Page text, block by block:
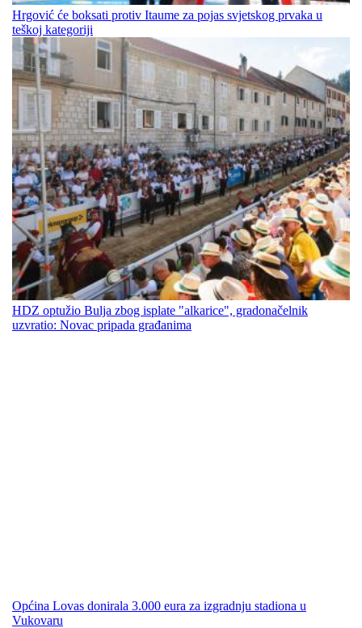
Hrgović će boksati protiv Itaume za pojas svjetskog prvaka u
teškoj kategoriji
HDZ optužio Bulja zbog isplate "alkarice", gradonačelnik
uzvratio: Novac pripada građanima
Općina Lovas donirala 3.000 eura za izgradnju stadiona u
Vukovaru